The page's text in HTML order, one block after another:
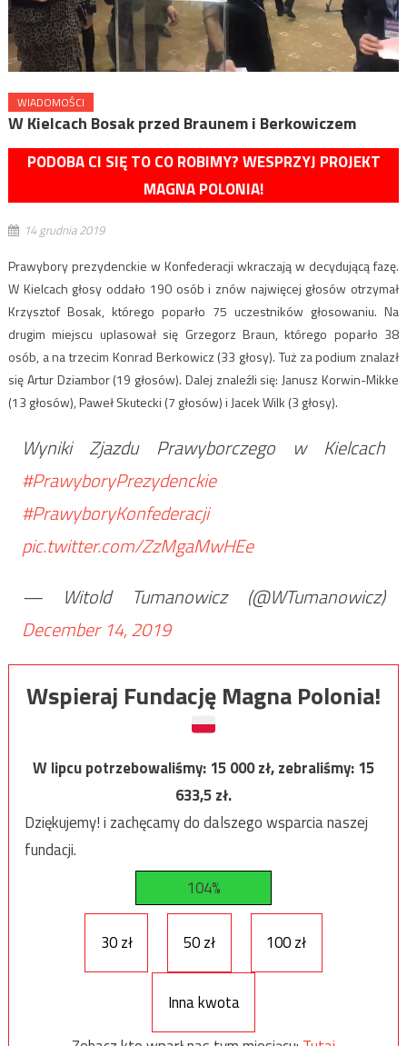
WIADOMOŚCI
W Kielcach Bosak przed Braunem i Berkowiczem
PODOBA CI SIĘ TO CO ROBIMY? WESPRZYJ PROJEKT
MAGNA POLONIA!
14 grudnia 2019
Prawybory prezydenckie w Konfederacji wkraczają w decydującą fazę.
W Kielcach głosy oddało 190 osób i znów najwięcej głosów otrzymał
Krzysztof Bosak, którego poparło 75 uczestników głosowaniu. Na
drugim miejscu uplasował się Grzegorz Braun, którego poparło 38
osób, a na trzecim Konrad Berkowicz (33 głosy). Tuż za podium znalazł
się Artur Dziambor (19 głosów). Dalej znaleźli się: Janusz Korwin-Mikke
(13 głosów), Paweł Skutecki (7 głosów) i Jacek Wilk (3 głosy).
Wyniki Zjazdu Prawyborczego w Kielcach
#PrawyboryPrezydenckie
#PrawyboryKonfederacji
pic.twitter.com/ZzMgaMwHEe
— Witold Tumanowicz (@WTumanowicz)
December 14, 2019
Wspieraj Fundację Magna Polonia!
W lipcu potrzebowaliśmy:15 000zł, zebraliśmy:15
633,5zł.
Dziękujemy! i zachęcamy do dalszego wsparcia naszej
fundacji.
104%
30 zł 50 zł 100 zł
Inna kwota